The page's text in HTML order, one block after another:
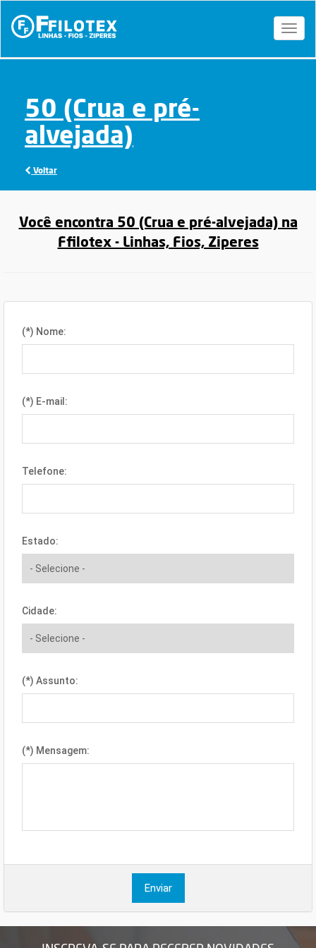
50 (Crua e pré-
alvejada)
Voltar
Você encontra 50 (Crua e pré-alvejada) na
Ffilotex - Linhas, Fios, Ziperes
(*) Nome:
(*) E-mail:
Telefone:
Estado:
Cidade:
(*) Assunto:
(*) Mensagem:
Enviar